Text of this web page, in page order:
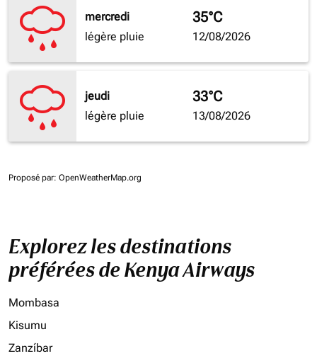
mercredi
légère pluie
35°C
12/08/2026
jeudi
légère pluie
33°C
13/08/2026
Proposé par: OpenWeatherMap.org
Explorez les destinations
préférées de Kenya Airways
Mombasa
Kisumu
Zanzíbar